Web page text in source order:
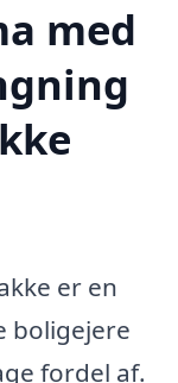
med
er en
boligejere
fordel af.